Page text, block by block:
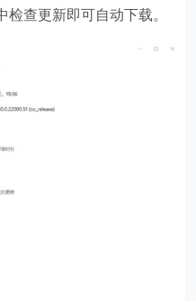
查更新即可自动下载。